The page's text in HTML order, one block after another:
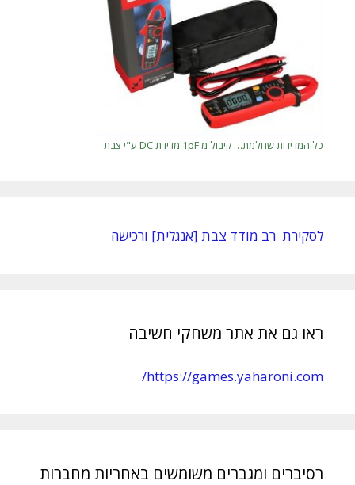
כל המדידות שחלמת… קיבול מ 1pF מדידת DC ע"י צבת
לסקירת רב מודד צבת [אנגלית] ורכישה
ראו גם את אתר משחקי חשיבה
https://games.yaharoni.com/
רסיברים ומגברים משומשים באחריות מחברות